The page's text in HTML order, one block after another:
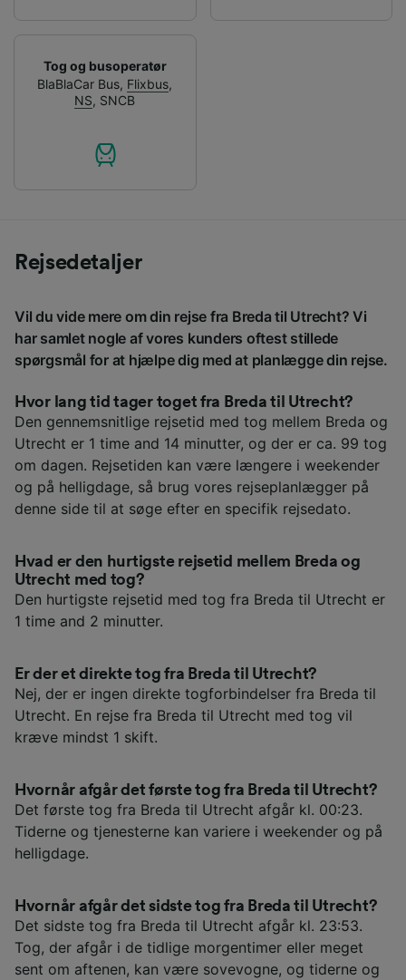
Tog og busoperatør
BlaBlaCar Bus, Flixbus,
NS, SNCB
Rejsedetaljer
Vil du vide mere om din rejse fra Breda til Utrecht? Vi
har samlet nogle af vores kunders oftest stillede
spørgsmål for at hjælpe dig med at planlægge din rejse.
Hvor lang tid tager toget fra Breda til Utrecht?
Den gennemsnitlige rejsetid med tog mellem Breda og
Utrecht er 1 time and 14 minutter, og der er ca. 99 tog
om dagen. Rejsetiden kan være længere i weekender
og på helligdage, så brug vores rejseplanlægger på
denne side til at søge efter en specifik rejsedato.
Hvad er den hurtigste rejsetid mellem Breda og
Utrecht med tog?
Den hurtigste rejsetid med tog fra Breda til Utrecht er
1 time and 2 minutter.
Er der et direkte tog fra Breda til Utrecht?
Nej, der er ingen direkte togforbindelser fra Breda til
Utrecht. En rejse fra Breda til Utrecht med tog vil
kræve mindst 1 skift.
Hvornår afgår det første tog fra Breda til Utrecht?
Det første tog fra Breda til Utrecht afgår kl. 00:23.
Tiderne og tjenesterne kan variere i weekender og på
helligdage.
Hvornår afgår det sidste tog fra Breda til Utrecht?
Det sidste tog fra Breda til Utrecht afgår kl. 23:53.
Tog, der afgår i de tidlige morgentimer eller meget
sent om aftenen, kan være sovevogne, og tiderne og